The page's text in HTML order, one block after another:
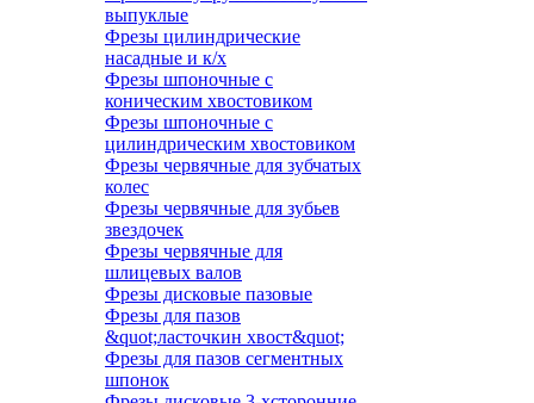
выпуклые
Фрезы цилиндрические
насадные и к/х
Фрезы шпоночные с
коническим хвостовиком
Фрезы шпоночные с
цилиндрическим хвостовиком
Фрезы червячные для зубчатых
колес
Фрезы червячные для зубьев
звездочек
Фрезы червячные для
шлицевых валов
Фрезы дисковые пазовые
Фрезы для пазов
&quot;ласточкин хвост&quot;
Фрезы для пазов сегментных
шпонок